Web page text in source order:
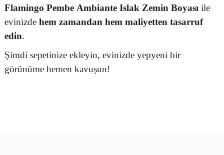
Flamingo Pembe Ambiante Islak Zemin Boyası ile
evinizde hem zamandan hem maliyetten tasarruf
edin.
Şimdi sepetinize ekleyin, evinizde yepyeni bir
görünüme hemen kavuşun!